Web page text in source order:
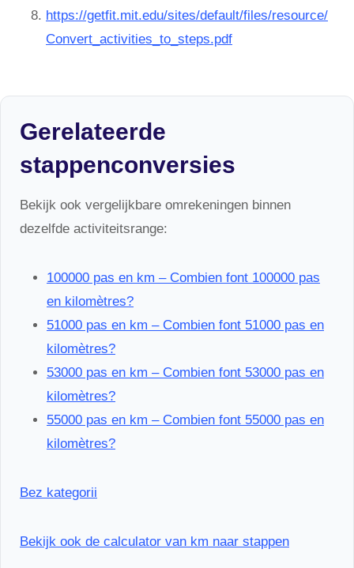
https://getfit.mit.edu/sites/default/files/resource/
Convert_activities_to_steps.pdf
Gerelateerde
stappenconversies
Bekijk ook vergelijkbare omrekeningen binnen
dezelfde activiteitsrange:
100000 pas en km – Combien font 100000 pas
en kilomètres?
51000 pas en km – Combien font 51000 pas en
kilomètres?
53000 pas en km – Combien font 53000 pas en
kilomètres?
55000 pas en km – Combien font 55000 pas en
kilomètres?
Bez kategorii
Bekijk ook de calculator van km naar stappen